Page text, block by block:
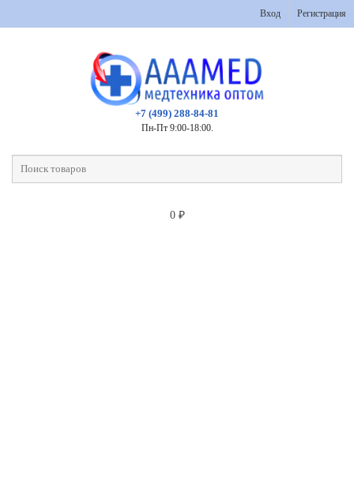
Вход Регистрация
+7 (499) 288-84-81
Пн-Пт 9:00-18:00.
0 ₽